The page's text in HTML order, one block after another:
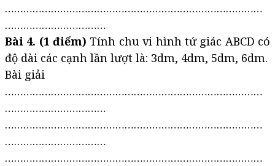
…………………………………………………………………………
……………………………
Bài 4. (1 điểm) Tính chu vi hình tứ giác ABCD có
độ dài các cạnh lần lượt là: 3dm, 4dm, 5dm, 6dm.
Bài giải
…………………………………………………………………………
……………………………
…………………………………………………………………………
……………………………
…………………………………………………………………………